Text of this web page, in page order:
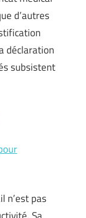
d’autres
déclaration
subsistent
n’est pas